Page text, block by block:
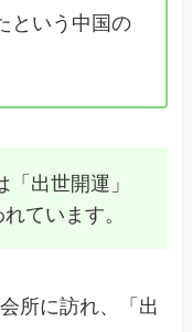
という中国の
出世開運」
ています。
所に訪れ、「出